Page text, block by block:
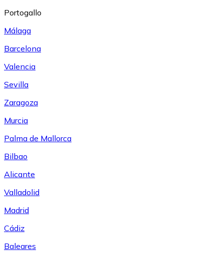
Portogallo
Málaga
Barcelona
Valencia
Sevilla
Zaragoza
Murcia
Palma de Mallorca
Bilbao
Alicante
Valladolid
Madrid
Cádiz
Baleares